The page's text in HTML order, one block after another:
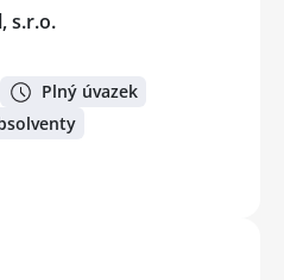
s.r.o.
Plný úvazek